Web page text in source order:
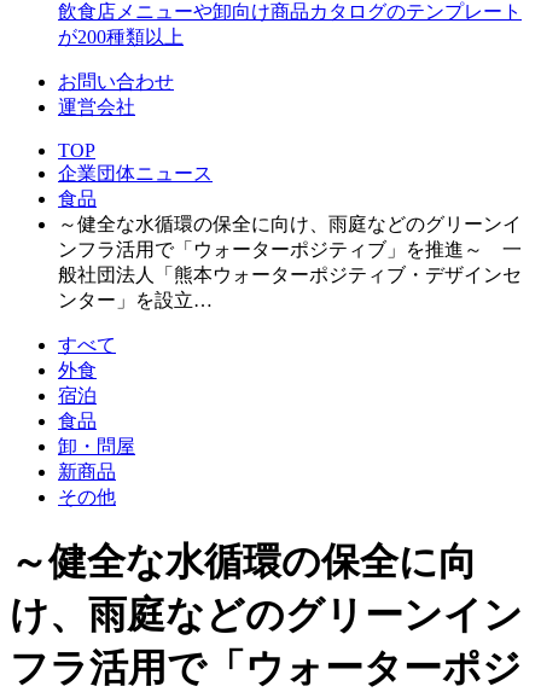
飲食店メニューや卸向け商品カタログのテンプレート
が200種類以上
お問い合わせ
運営会社
TOP
企業団体ニュース
食品
～健全な水循環の保全に向け、雨庭などのグリーンイ
ンフラ活用で「ウォーターポジティブ」を推進～ 一
般社団法人「熊本ウォーターポジティブ・デザインセ
ンター」を設立…
すべて
外食
宿泊
食品
卸・問屋
新商品
その他
～健全な水循環の保全に向
け、雨庭などのグリーンイン
フラ活用で「ウォーターポジ